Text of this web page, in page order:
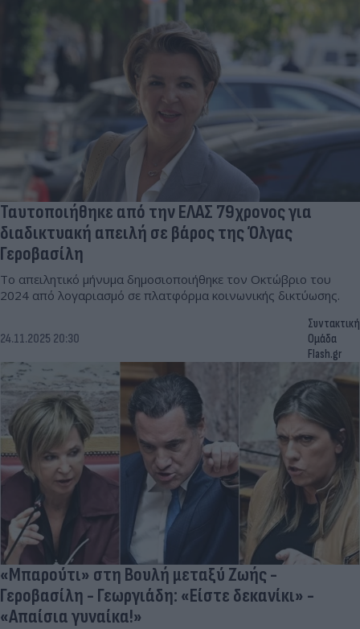
Ταυτοποιήθηκε από την ΕΛΑΣ 79χρονος για
διαδικτυακή απειλή σε βάρος της Όλγας
Γεροβασίλη
Το απειλητικό μήνυμα δημοσιοποιήθηκε τον Οκτώβριο του
2024 από λογαριασμό σε πλατφόρμα κοινωνικής δικτύωσης.
24.11.2025 20:30
Συντακτική
Ομάδα
Flash.gr
«Μπαρούτι» στη Βουλή μεταξύ Ζωής -
Γεροβασίλη - Γεωργιάδη: «Είστε δεκανίκι» -
«Aπαίσια γυναίκα!»